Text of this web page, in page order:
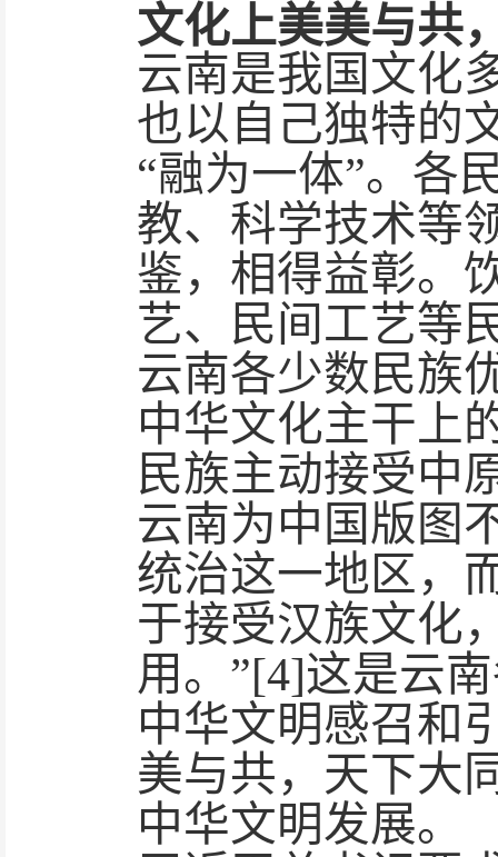
文化上美美与共
云南是我国文化
也以自己独特的
“融为一体”。各
教、科学技术等
鉴，相得益彰。
艺、民间工艺等
云南各少数民族
中华文化主干上
民族主动接受中
云南为中国版图
统治这一地区，
于接受汉族文化
用。”[4]这是云
中华文明感召和
美与共，天下大
中华文明发展。